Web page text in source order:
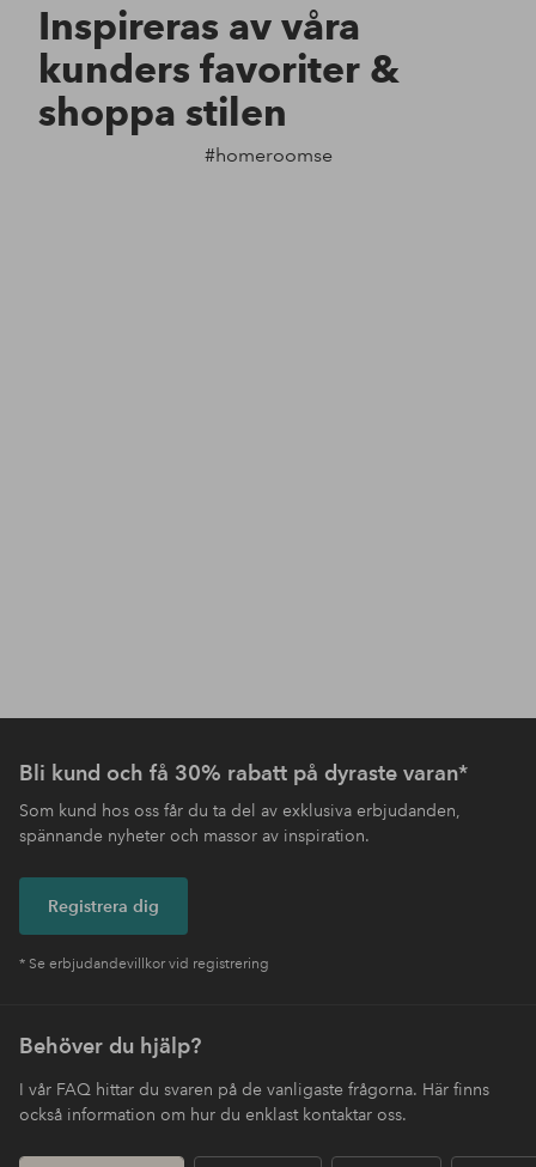
Inspireras av våra
kunders favoriter &
shoppa stilen
#homeroomse
Bli kund och få 30% rabatt på dyraste varan*
Som kund hos oss får du ta del av exklusiva erbjudanden,
spännande nyheter och massor av inspiration.
Registrera dig
* Se erbjudandevillkor vid registrering
Behöver du hjälp?
I vår FAQ hittar du svaren på de vanligaste frågorna. Här finns
också information om hur du enklast kontaktar oss.